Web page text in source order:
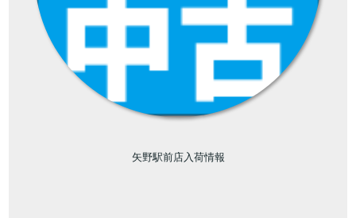
矢野駅前店入荷情報